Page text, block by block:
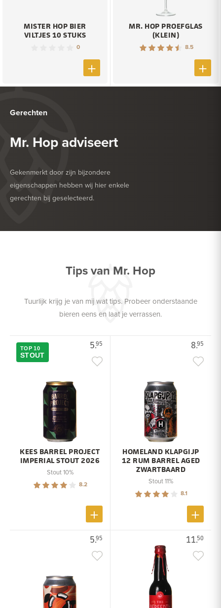
MISTER HOP BIER
VILTJES 10 STUKS
0
MR. HOP PROEFGLAS
(KLEIN)
8.5
Gerechten
Mr. Hop adviseert
Gekenmerkt door zijn bijzondere
eigenschappen hebben wij hier enkele
gerechten bij geselecteerd.
HEERLIJK BIJ
Tips van Mr. Hop
Tuurlijk krijg je van mij wat tips. Probeer onderstaande
bieren eens en laat je verrassen.
5.95
TOP 10
STOUT
KEES BARREL PROJECT
IMPERIAL STOUT 2026
Stout 10%
8.2
8.95
HOMELAND KLAPGIJP
12 RUM BARREL AGED
ZWARTBAARD
Stout 11%
8.1
5.95 11.50